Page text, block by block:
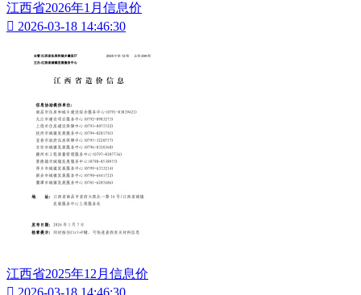
江西省2026年1月信息价
 2026-03-18 14:46:30
江西省2025年12月信息价
 2026-03-18 14:46:30